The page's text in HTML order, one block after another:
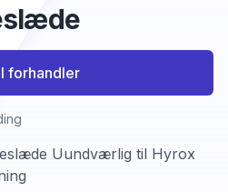
Uundværlig til Hyrox
forhandler